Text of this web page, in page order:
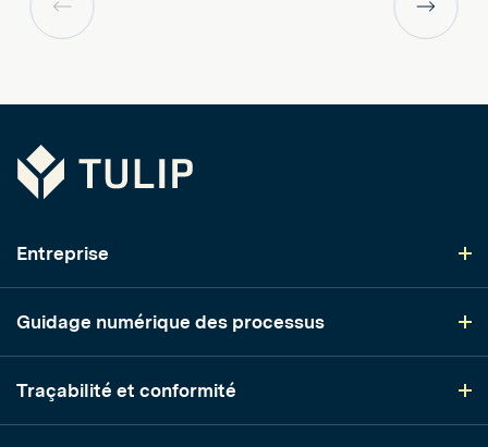
Page
précédente
Page
Tulip
Entreprise
Guidage numérique des processus
Traçabilité et conformité